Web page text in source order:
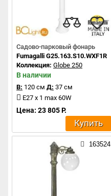
Садово-парковый фонарь
Fumagalli G25.163.S10.WXF1R
Коллекция: Globe 250
В наличии
В: 120 см Д: 37 см
E27 x 1 max 60W
Цена: 23 805 Р.
Купить
163524